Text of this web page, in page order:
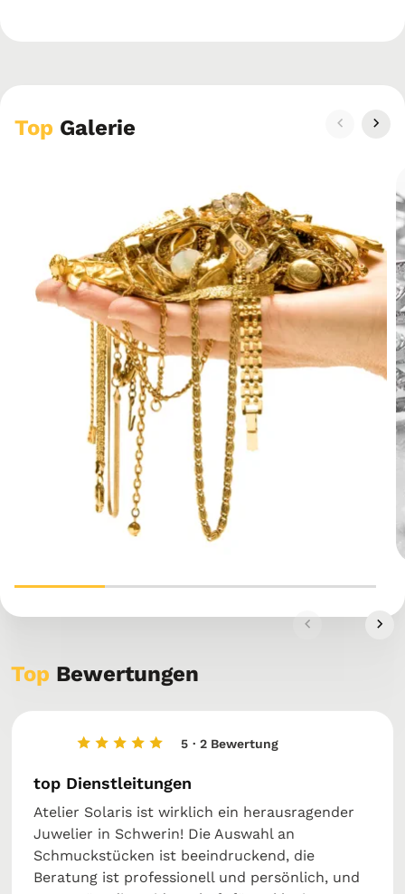
Top Galerie
Top Bewertungen
5 · 2 Bewertung
top Dienstleitungen
Atelier Solaris ist wirklich ein herausragender
Juwelier in Schwerin! Die Auswahl an
Schmuckstücken ist beeindruckend, die
Beratung ist professionell und persönlich, und